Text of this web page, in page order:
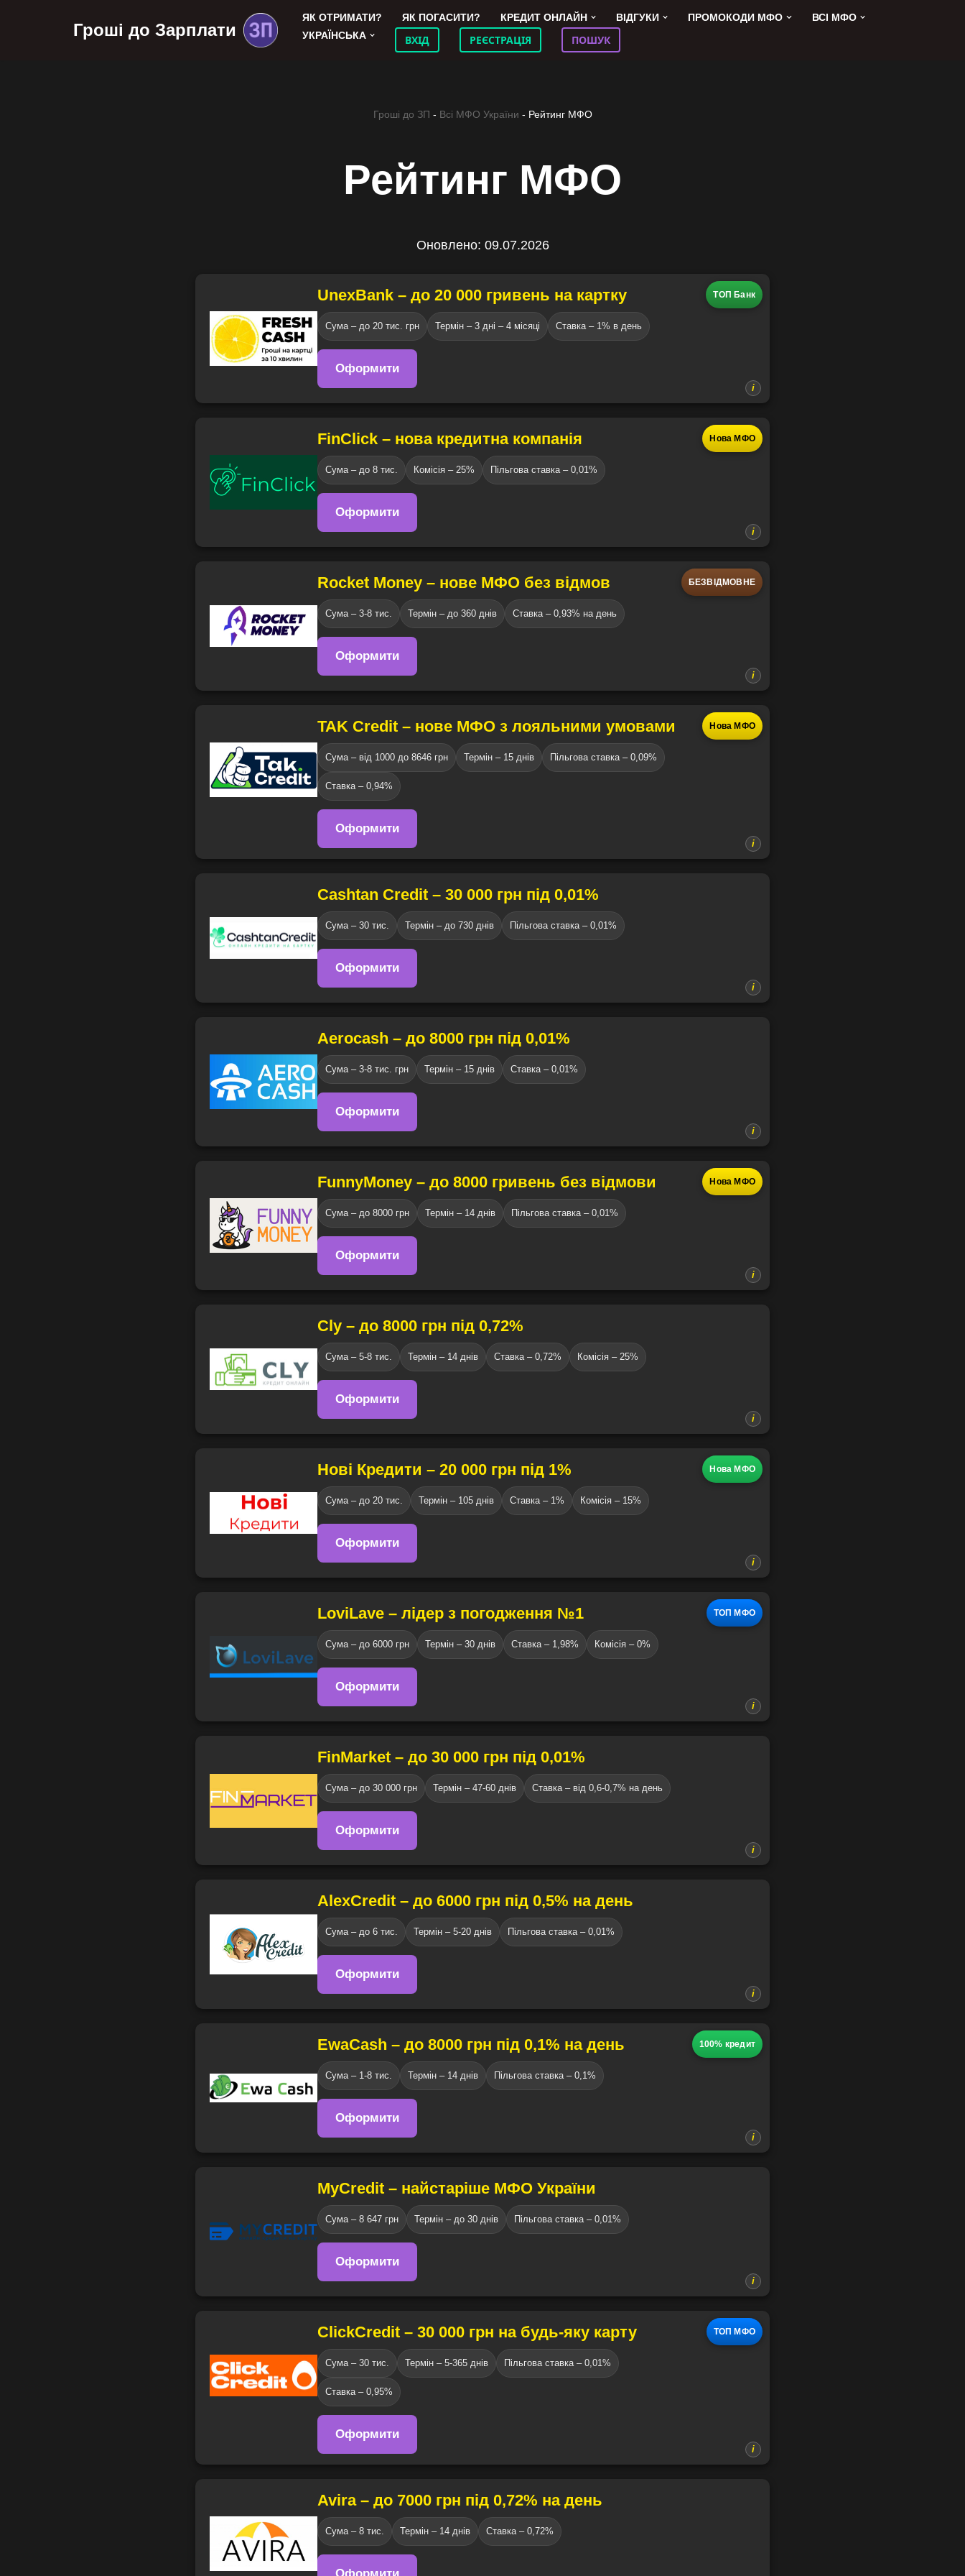
Гроші до Зарплати
ЯК ОТРИМАТИ? ЯК ПОГАСИТИ? КРЕДИТ ОНЛАЙН ВІДГУКИ ПРОМОКОДИ МФО
ВСІ МФО
УКРАЇНСЬКА
ВХІД РЕЄСТРАЦІЯ ПОШУК
Гроші до ЗП - Всі МФО України - Рейтинг МФО
Рейтинг МФО
Оновлено: 09.07.2026
ТОП Банк
UnexBank – до 20 000 гривень на картку
Сума – до 20 тис. грн Термін – 3 дні – 4 місяці Ставка – 1% в день
Оформити
Нова МФО
FinClick – нова кредитна компанія
Сума – до 8 тис. Комісія – 25% Пільгова ставка – 0,01%
Оформити
БЕЗВІДМОВНЕ
Rocket Money – нове МФО без відмов
Сума – 3-8 тис. Термін – до 360 днів Ставка – 0,93% на день
Оформити
Нова МФО
TAK Credit – нове МФО з лояльними умовами
Сума – від 1000 до 8646 грн Термін – 15 днів Пільгова ставка – 0,09%
Ставка – 0,94%
Оформити
Cashtan Credit – 30 000 грн під 0,01%
Сума – 30 тис. Термін – до 730 днів Пільгова ставка – 0,01%
Оформити
Aerocash – до 8000 грн під 0,01%
Сума – 3-8 тис. грн Термін – 15 днів Ставка – 0,01%
Оформити
Нова МФО
FunnyMoney – до 8000 гривень без відмови
Сума – до 8000 грн Термін – 14 днів Пільгова ставка – 0,01%
Оформити
Cly – до 8000 грн під 0,72%
Сума – 5-8 тис. Термін – 14 днів Ставка – 0,72% Комісія – 25%
Оформити
Нова МФО
Нові Кредити – 20 000 грн під 1%
Сума – до 20 тис. Термін – 105 днів Ставка – 1% Комісія – 15%
Оформити
ТОП МФО
LoviLave – лідер з погодження №1
Сума – до 6000 грн Термін – 30 днів Ставка – 1,98% Комісія – 0%
Оформити
FinMarket – до 30 000 грн під 0,01%
Сума – до 30 000 грн Термін – 47-60 днів Ставка – від 0,6-0,7% на день
Оформити
AlexCredit – до 6000 грн під 0,5% на день
Сума – до 6 тис. Термін – 5-20 днів Пільгова ставка – 0,01%
Оформити
100% кредит
EwaCash – до 8000 грн під 0,1% на день
Сума – 1-8 тис. Термін – 14 днів Пільгова ставка – 0,1%
Оформити
MyCredit – найстаріше МФО України
Сума – 8 647 грн Термін – до 30 днів Пільгова ставка – 0,01%
Оформити
ТОП МФО
ClickCredit – 30 000 грн на будь-яку карту
Сума – 30 тис. Термін – 5-365 днів Пільгова ставка – 0,01%
Cтавка – 0,95%
Оформити
Avira – до 7000 грн під 0,72% на день
Сума – 8 тис. Термін – 14 днів Ставка – 0,72%